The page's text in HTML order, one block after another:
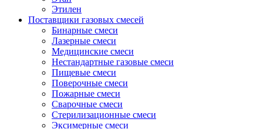
Этилен
Поставщики газовых смесей
Бинарные смеси
Лазерные смеси
Медицинские смеси
Нестандартные газовые смеси
Пищевые смеси
Поверочные смеси
Пожарные смеси
Сварочные смеси
Стерилизационные смеси
Эксимерные смеси